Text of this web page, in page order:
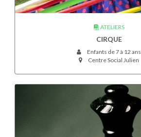
ATELIERS
CIRQUE
Enfants de 7 à 12 ans
Centre Social Julien